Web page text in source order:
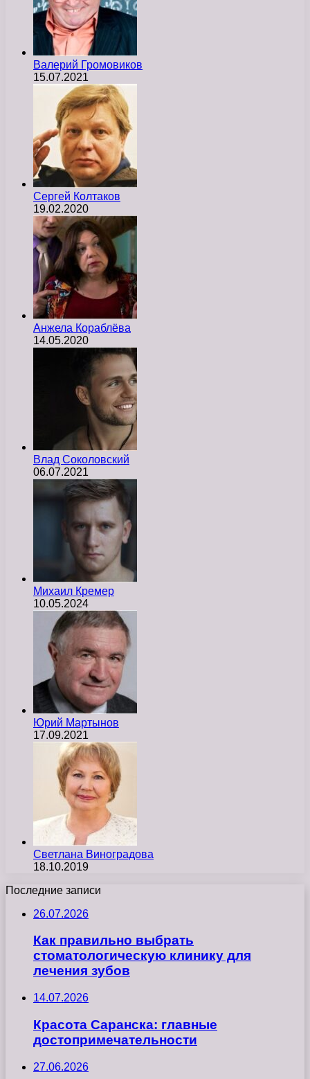
Валерий Громовиков
15.07.2021
Сергей Колтаков
19.02.2020
Анжела Кораблёва
14.05.2020
Влад Соколовский
06.07.2021
Михаил Кремер
10.05.2024
Юрий Мартынов
17.09.2021
Светлана Виноградова
18.10.2019
Последние записи
26.07.2026
Как правильно выбрать
стоматологическую клинику для
лечения зубов
14.07.2026
Красота Саранска: главные
достопримечательности
27.06.2026